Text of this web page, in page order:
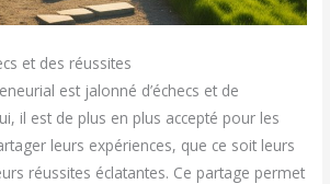
et des réussites
est jalonné d’échecs et de
il est de plus en plus accepté pour les
leurs expériences, que ce soit leurs
réussites éclatantes. Ce partage permet